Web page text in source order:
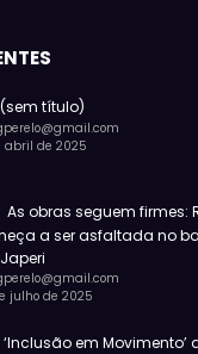
(sem título)
abril de 2025
As obras seguem firmes:
a ser asfaltada no
julho de 2025
‘Inclusão em Movimento’